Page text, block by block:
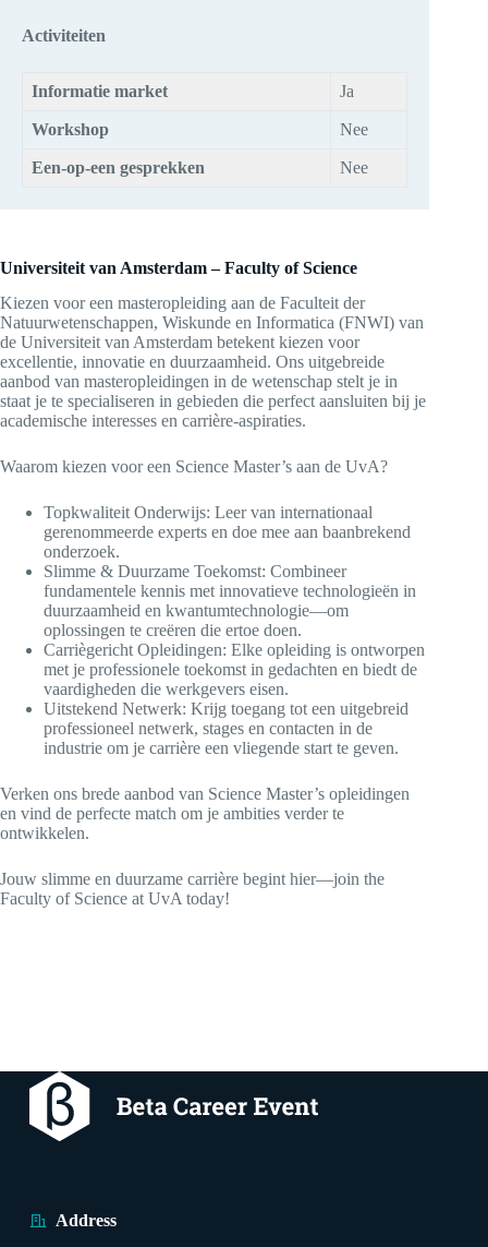
Activiteiten
Informatie market Ja
Workshop Nee
Een-op-een gesprekken Nee
Universiteit van Amsterdam – Faculty of Science
Kiezen voor een masteropleiding aan de Faculteit der
Natuurwetenschappen, Wiskunde en Informatica (FNWI) van
de Universiteit van Amsterdam betekent kiezen voor
excellentie, innovatie en duurzaamheid. Ons uitgebreide
aanbod van masteropleidingen in de wetenschap stelt je in
staat je te specialiseren in gebieden die perfect aansluiten bij je
academische interesses en carrière-aspiraties.
Waarom kiezen voor een Science Master’s aan de UvA?
Topkwaliteit Onderwijs: Leer van internationaal
gerenommeerde experts en doe mee aan baanbrekend
onderzoek.
Slimme & Duurzame Toekomst: Combineer
fundamentele kennis met innovatieve technologieën in
duurzaamheid en kwantumtechnologie—om
oplossingen te creëren die ertoe doen.
Carriègericht Opleidingen: Elke opleiding is ontworpen
met je professionele toekomst in gedachten en biedt de
vaardigheden die werkgevers eisen.
Uitstekend Netwerk: Krijg toegang tot een uitgebreid
professioneel netwerk, stages en contacten in de
industrie om je carrière een vliegende start te geven.
Verken ons brede aanbod van Science Master’s opleidingen
en vind de perfecte match om je ambities verder te
ontwikkelen.
Jouw slimme en duurzame carrière begint hier—join the
Faculty of Science at UvA today!
Address